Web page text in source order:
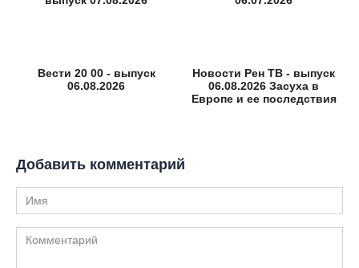
Вести 20 00 - выпуск
06.08.2026
Новости Рен ТВ - выпуск
06.08.2026 Засуха в
Европе и ее последствия
Добавить комментарий
Имя
Комментарий